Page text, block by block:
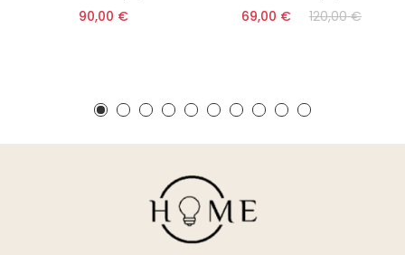
90,00 € 69,00 € 120,00 €